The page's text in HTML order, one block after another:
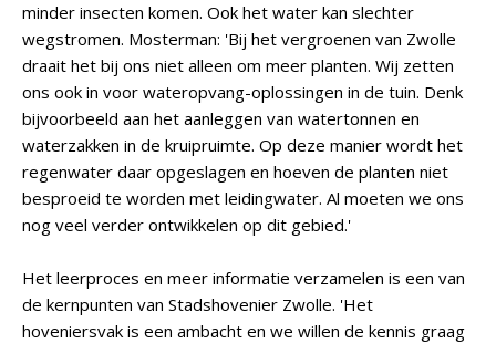
minder insecten komen. Ook het water kan slechter
wegstromen. Mosterman: 'Bij het vergroenen van Zwolle
draait het bij ons niet alleen om meer planten. Wij zetten
ons ook in voor wateropvang-oplossingen in de tuin. Denk
bijvoorbeeld aan het aanleggen van watertonnen en
waterzakken in de kruipruimte. Op deze manier wordt het
regenwater daar opgeslagen en hoeven de planten niet
besproeid te worden met leidingwater. Al moeten we ons
nog veel verder ontwikkelen op dit gebied.'
Het leerproces en meer informatie verzamelen is een van
de kernpunten van Stadshovenier Zwolle. 'Het
hoveniersvak is een ambacht en we willen de kennis graag